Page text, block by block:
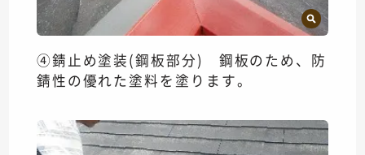
④錆止め塗装(鋼板部分) 鋼板のため、防
錆性の優れた塗料を塗ります。